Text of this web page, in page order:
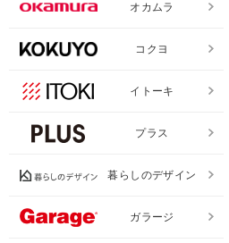
オカムラ
コクヨ
イトーキ
プラス
暮らしのデザイン
ガラージ